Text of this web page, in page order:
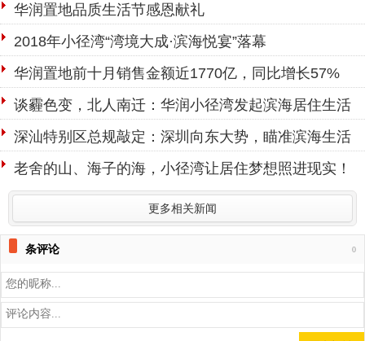
华润置地品质生活节感恩献礼
2018年小径湾“湾境大成·滨海悦宴”落幕
华润置地前十月销售金额近1770亿，同比增长57%
谈霾色变，北人南迁：华润小径湾发起滨海居住生活
方式
深汕特别区总规敲定：深圳向东大势，瞄准滨海生活
大区
老舍的山、海子的海，小径湾让居住梦想照进现实！
更多相关新闻
0
条评论